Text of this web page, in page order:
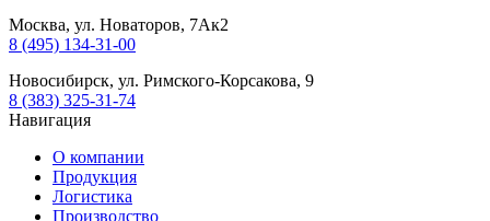
Москва, ул. Новаторов, 7Ак2
8 (495) 134-31-00
Новосибирск, ул. Римского-Корсакова, 9
8 (383) 325-31-74
Навигация
О компании
Продукция
Логистика
Производство